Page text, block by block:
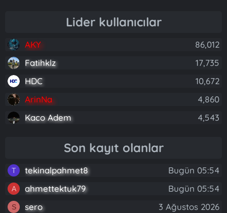
Lider kullanıcılar
AKY
86,012
Fatihklz
17,735
HDC
10,672
ArinNa
4,860
Kaco Adem
4,543
Son kayıt olanlar
T tekinalpahmet8 Bugün 05:54
A ahmettektuk79 Bugün 05:54
S sero 3 Ağustos 2026